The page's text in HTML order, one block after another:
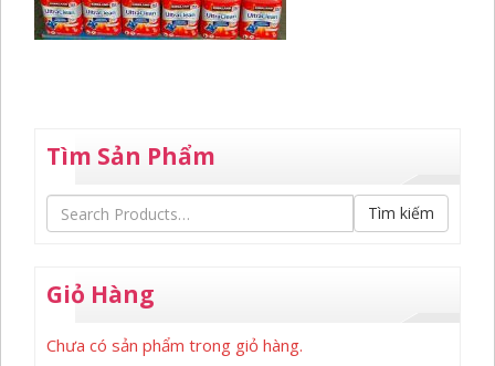
Tìm Sản Phẩm
Tìm kiếm
Giỏ Hàng
Chưa có sản phẩm trong giỏ hàng.